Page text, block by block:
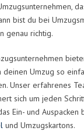
bist du bei
genau richtig.
deinen Umzug so
Unser erfahrenes
sich um jeden
Ein- und Auspacken
und Umzugskartons.